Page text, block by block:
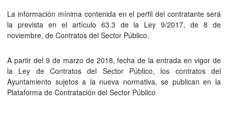
La información mínima contenida en el perfil del contratante será
la prevista en el artículo 63.3 de la Ley 9/2017, de 8 de
noviembre, de Contratos del Sector Público.
A partir del 9 de marzo de 2018, fecha de la entrada en vigor de
la Ley de Contratos del Sector Público, los contratos del
Ayuntamiento sujetos a la nueva normativa, se publican en la
Plataforma de Contratación del Sector Público